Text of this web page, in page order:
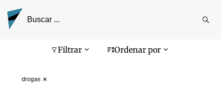
Filtrar Ordenar por
drogas
Pantalla de búsqueda